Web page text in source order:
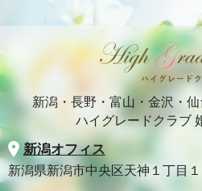
新潟・長野・富山・金沢・
ハイグレードクラブ
新潟オフィス
新潟県新潟市中央区天神１丁目